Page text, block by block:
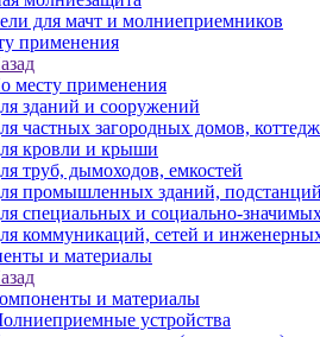
для мачт и молниеприемников
применения
месту применения
зданий и сооружений
частных загородных домов,
кровли и крыши
труб, дымоходов, емкостей
промышленных зданий,
специальных и социально-
коммуникаций, сетей и
и материалы
и материалы
устройства